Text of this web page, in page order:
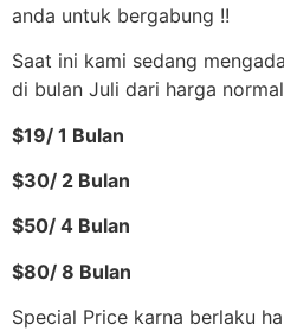
anda untuk bergabung !!
Saat ini kami sedang
di bulan Juli dari harga
$19/ 1 Bulan
$30/ 2 Bulan
$50/ 4 Bulan
$80/ 8 Bulan
Special Price karna berlaku